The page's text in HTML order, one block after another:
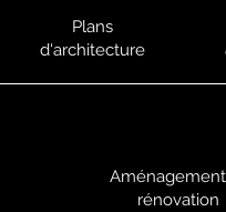
Plans
d'architecture
rénovation